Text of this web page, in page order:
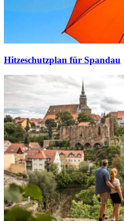
Hitzeschutzplan für Spandau